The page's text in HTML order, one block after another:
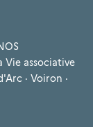
Vie associative
· Voiron ·